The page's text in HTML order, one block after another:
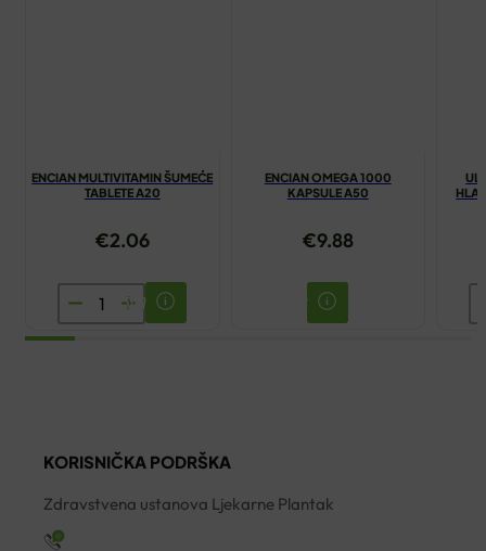
ENCIAN MULTIVITAMIN ŠUMEĆE
TABLETE A20
€2.06
ENCIAN
MULTIVITAMIN
ENCIAN OMEGA 1000
KAPSULE A50
€9.88
KORISNIČKA PODRŠKA
Zdravstvena ustanova Ljekarne Plantak